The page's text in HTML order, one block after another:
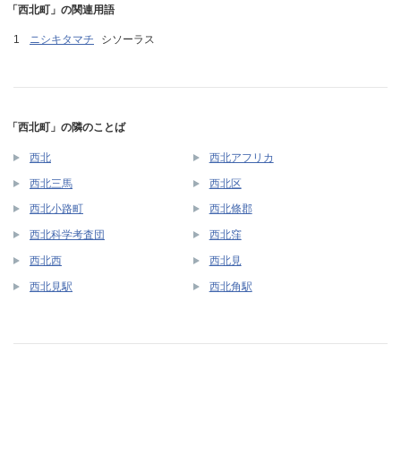
「西北町」の関連用語
ニシキタマチ シソーラス
「西北町」の隣のことば
西北 西北アフリカ
西北三馬 西北区
西北小路町 西北條郡
西北科学考査団 西北窪
西北西 西北見
西北見駅 西北角駅